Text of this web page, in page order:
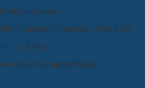
Διαστάσεις εικόνας: 2,3εκ. Χ 3,2
5,5 Χ 4 εκ.
μπει όποια εικόνα θέλετε.